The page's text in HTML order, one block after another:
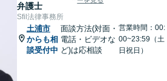
弁護士
Sfil法律事務所
土浦市
からも相
談受付中
面談方法(対面・
電話・ビデオな
ど)は応相談
営業時間：00:
00~23:59（土
日祝日）